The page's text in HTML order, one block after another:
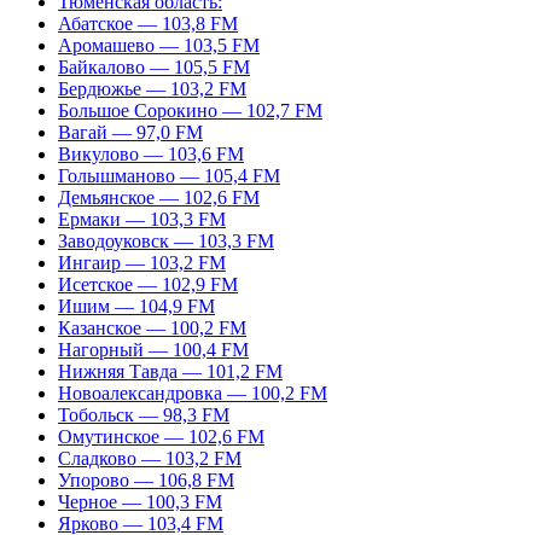
Абатское — 103,8 FM
Аромашево — 103,5 FM
Байкалово — 105,5 FM
Бердюжье — 103,2 FM
Большое Сорокино — 102,7 FM
Вагай — 97,0 FM
Викулово — 103,6 FM
Голышманово — 105,4 FM
Демьянское — 102,6 FM
Ермаки — 103,3 FM
Заводоуковск — 103,3 FM
Ингаир — 103,2 FM
Исетское — 102,9 FM
Ишим — 104,9 FM
Казанское — 100,2 FM
Нагорный — 100,4 FM
Нижняя Тавда — 101,2 FM
Новоалександровка — 100,2 FM
Тобольск — 98,3 FM
Омутинское — 102,6 FM
Сладково — 103,2 FM
Упорово — 106,8 FM
Черное — 100,3 FM
Ярково — 103,4 FM